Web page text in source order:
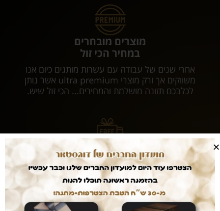
מוצרים מובחרים
במחיר הכי זול
אחרי שנים של עבודה עם עשרות מותגים כיום אנו
משווקים אך ורק מוצרי ultra premium אשר נותן
לכלבכם תזונה מושלמת והמחירים... הכי זול שיש.
עושים לכם חיים קלים
המשלוחים עלינו
עם dogstar אין צורך לצאת מהבית. המשלוח יגיע
אליכם עד הבית ללא עלות נוספת.